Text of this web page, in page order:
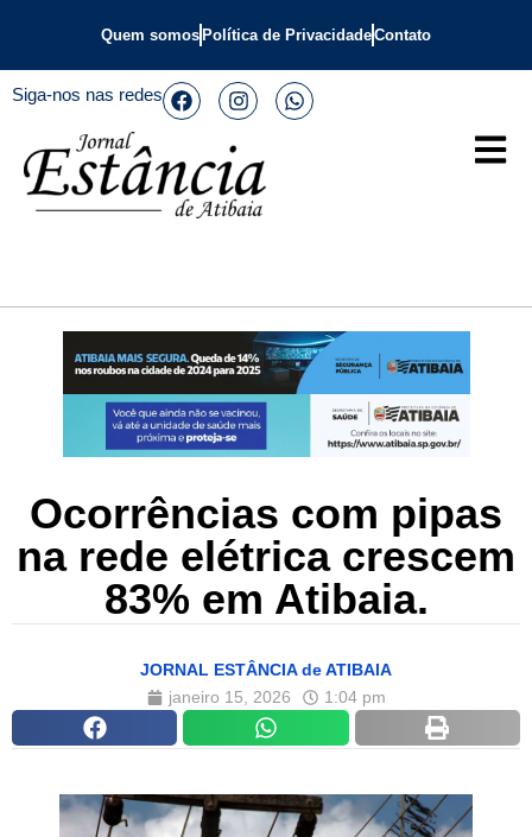
Quem somos Política de PrivacidadeContato
Siga-nos nas redes
Ocorrências com pipas
na rede elétrica crescem
83% em Atibaia.
JORNAL ESTÂNCIA de ATIBAIA
janeiro 15, 2026
1:04 pm